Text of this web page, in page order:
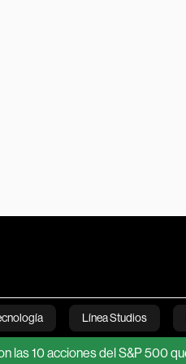
Línea Studios
English
acciones del S&P 500 que